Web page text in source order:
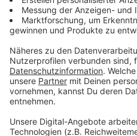
ordnungsamt@nottuln.de.
Anzeige
Anzeige